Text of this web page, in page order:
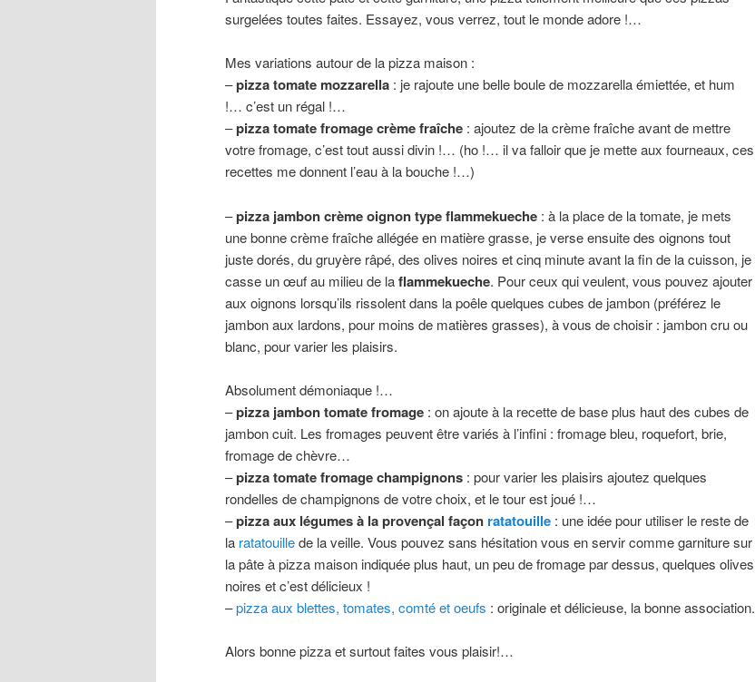
surgelées toutes faites. Essayez, vous verrez, tout le monde adore !…
Mes variations autour de la pizza maison :
–pizza tomate mozzarella : je rajoute une belle boule de mozzarella émiettée, et hum
!… c’est un régal !…
–pizza tomate fromage crème fraîche : ajoutez de la crème fraîche avant de mettre
votre fromage, c’est tout aussi divin !… (ho !… il va falloir que je mette aux fourneaux, ces
recettes me donnent l’eau à la bouche !…)
–pizza jambon crème oignon type flammekueche : à la place de la tomate, je mets
une bonne crème fraîche allégée en matière grasse, je verse ensuite des oignons tout
juste dorés, du gruyère râpé, des olives noires et cinq minute avant la fin de la cuisson, je
casse un œuf au milieu de laflammekueche. Pour ceux qui veulent, vous pouvez ajouter
aux oignons lorsqu’ils rissolent dans la poêle quelques cubes de jambon (préférez le
jambon aux lardons, pour moins de matières grasses), à vous de choisir : jambon cru ou
blanc, pour varier les plaisirs.
Absolument démoniaque !…
–pizza jambon tomate fromage : on ajoute à la recette de base plus haut des cubes de
jambon cuit. Les fromages peuvent être variés à l’infini : fromage bleu, roquefort, brie,
fromage de chèvre…
–pizza tomate fromage champignons : pour varier les plaisirs ajoutez quelques
rondelles de champignons de votre choix, et le tour est joué !…
–pizza aux légumes à la provençal façon ratatouille : une idée pour utiliser le reste de
la ratatouillede la veille. Vous pouvez sans hésitation vous en servir comme garniture sur
la pâte à pizza maison indiquée plus haut, un peu de fromage par dessus, quelques olives
noires et c’est délicieux !
–pizza aux blettes, tomates, comté et oeufs : originale et délicieuse, la bonne association.
Alors bonne pizza et surtout faites vous plaisir!…